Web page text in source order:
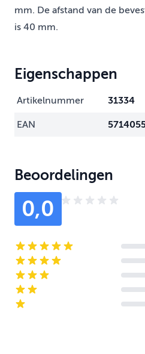
mm. De afstand van de
is 40 mm.
Eigenschappen
Artikelnummer 31334
EAN
Beoordelingen
0,0
5-star reviews
4-star reviews
3-star reviews
2-star reviews
1-star reviews